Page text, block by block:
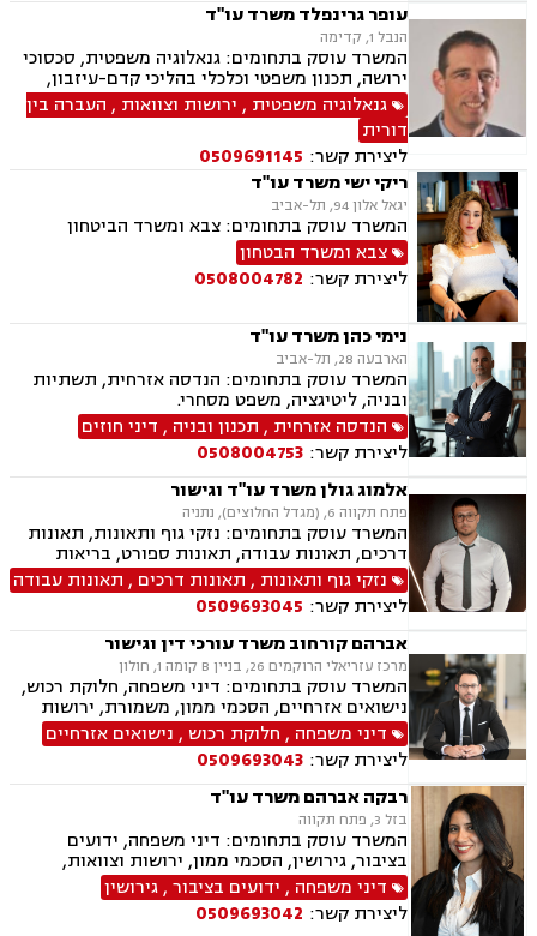
עופר גרינפלד משרד עו"ד
הנבל 1, קדימה
המשרד עוסק בתחומים: גנאלוגיה משפטית, סכסוכי
ירושה, תכנון משפטי וכלכלי בהליכי קדם-עיזבון,
ובהעברה בין-דורית
גנאלוגיה משפטית , ירושות וצוואות , העברה בין
דורית
ליצירת קשר: 0509691145
ריקי ישי משרד עו"ד
יגאל אלון 94, תל-אביב
המשרד עוסק בתחומים: צבא ומשרד הביטחון
צבא ומשרד הבטחון
ליצירת קשר: 0508004782
נימי כהן משרד עו"ד
הארבעה 28, תל-אביב
המשרד עוסק בתחומים: הנדסה אזרחית, תשתיות
ובניה, ליטיגציה, משפט מסחרי.
הנדסה אזרחית , תכנון ובניה , דיני חוזים
ליצירת קשר: 0508004753
אלמוג גולן משרד עו"ד וגישור
פתח תקווה 6, (מגדל החלוצים), נתניה
המשרד עוסק בתחומים: נזקי גוף ותאונות, תאונות
דרכים, תאונות עבודה, תאונות ספורט, בריאות
הנפש, אובדן כושר עבודה, תאונות תלמידים תאונות
עקב רשלנות, ביטוח לאומי, גישור.
נזקי גוף ותאונות , תאונות דרכים , תאונות עבודה
ליצירת קשר: 0509693045
אברהם קורחוב משרד עורכי דין וגישור
מרכז עזריאלי הרוקמים 26, בניין B קומה 1, חולון
המשרד עוסק בתחומים: דיני משפחה, חלוקת רכוש,
נישואים אזרחיים, הסכמי ממון, משמורת, ירושות
וצוואות, גירושין, זמני שהות, מזונות, ידועים בציבור,
גישור ובוררות, גישור במשפחה, תיאום הורי, ניכור
הורי, כתובה, אבהות, מעמד אישי, עסקאות מתנה.
דיני משפחה , חלוקת רכוש , נישואים אזרחיים
ליצירת קשר: 0509693043
רבקה אברהם משרד עו"ד
בזל 3, פתח תקווה
המשרד עוסק בתחומים: דיני משפחה, ידועים
בציבור, גירושין, הסכמי ממון, ירושות וצוואות,
אבהות, מזונות, משמורת, חוק הנוער, חלוקת רכוש,
זמני שהות, החזקת ילדים, ניכור הורי, אומנה, משפט
אזרחי, דיני חוזים, פלילי
דיני משפחה , ידועים בציבור,גירושין
ליצירת קשר: 0509693042